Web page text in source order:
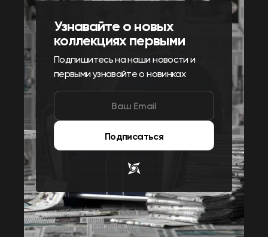
Узнавайте о новых
коллекциях первыми
Подпишитесь на наши новости и
первыми узнавайте о новинках
Подписаться